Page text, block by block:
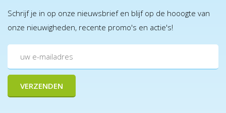
Schrijf je in op onze nieuwsbrief en blijf op de hooogte van
onze nieuwigheden, recente promo's en actie's!